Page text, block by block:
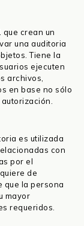
crean un
una auditoria
Tiene la
ejecuten
archivos,
en base no sólo
es utilizada
con
por el
de
que la persona
mayor
requeridos.